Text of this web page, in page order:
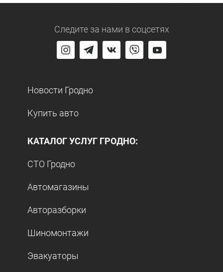
Следите за нами в соцсетях
Новости Гродно
Купить авто
КАТАЛОГ УСЛУГ ГРОДНО:
СТО Гродно
Автомагазины
Авторазборки
Шиномонтажи
Эвакуаторы